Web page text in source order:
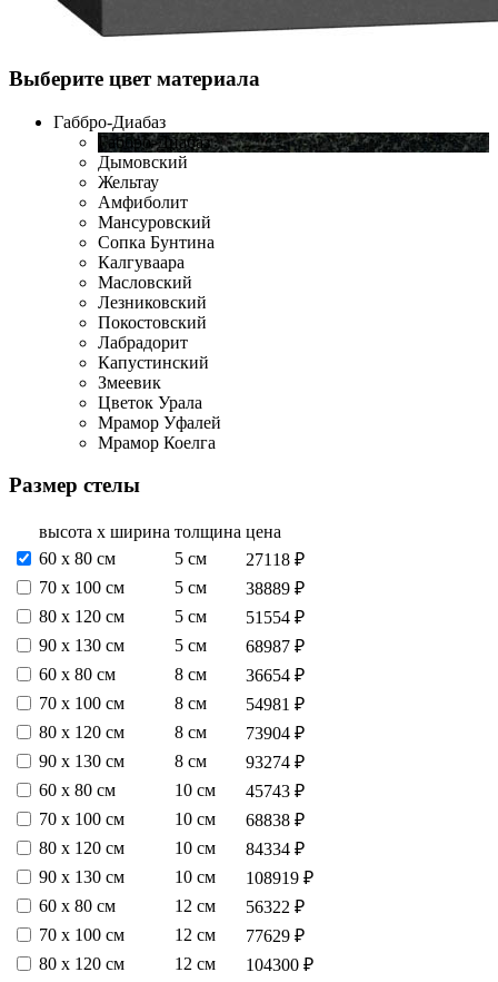
Выберите цвет материала
Габбро-Диабаз
Габбро-Диабаз
Дымовский
Жельтау
Амфиболит
Мансуровский
Сопка Бунтина
Калгуваара
Масловский
Лезниковский
Покостовский
Лабрадорит
Капустинский
Змеевик
Цветок Урала
Мрамор Уфалей
Мрамор Коелга
Размер стелы
высота х ширина толщина цена
60 х 80 см
5 см
27118 ₽
70 х 100 см
5 см
38889 ₽
80 х 120 см
5 см
51554 ₽
90 х 130 см
5 см
68987 ₽
60 х 80 см
8 см
36654 ₽
70 х 100 см
8 см
54981 ₽
80 х 120 см
8 см
73904 ₽
90 х 130 см
8 см
93274 ₽
60 х 80 см
10 см
45743 ₽
70 х 100 см
10 см
68838 ₽
80 х 120 см
10 см
84334 ₽
90 х 130 см
10 см
108919 ₽
60 х 80 см
12 см
56322 ₽
70 х 100 см
12 см
77629 ₽
80 х 120 см
12 см
104300 ₽